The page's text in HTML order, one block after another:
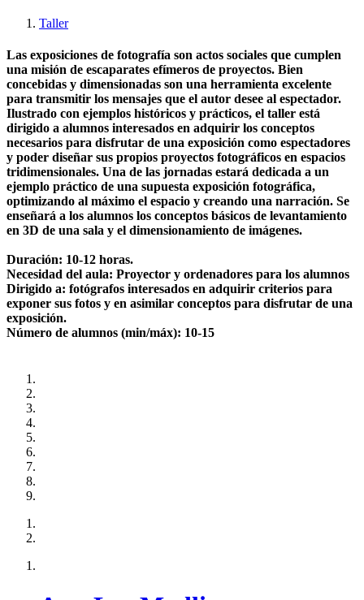
Taller
Las exposiciones de fotografía son actos sociales que cumplen
una misión de escaparates efímeros de proyectos. Bien
concebidas y dimensionadas son una herramienta excelente
para transmitir los mensajes que el autor desee al espectador.
Ilustrado con ejemplos históricos y prácticos, el taller está
dirigido a alumnos interesados en adquirir los conceptos
necesarios para disfrutar de una exposición como espectadores
y poder diseñar sus propios proyectos fotográficos en espacios
tridimensionales. Una de las jornadas estará dedicada a un
ejemplo práctico de una supuesta exposición fotográfica,
optimizando al máximo el espacio y creando una narración. Se
enseñará a los alumnos los conceptos básicos de levantamiento
en 3D de una sala y el dimensionamiento de imágenes.
Duración: 10-12 horas.
Necesidad del aula: Proyector y ordenadores para los alumnos
Dirigido a: fotógrafos interesados en adquirir criterios para
exponer sus fotos y en asimilar conceptos para disfrutar de una
exposición.
Número de alumnos (min/máx): 10-15